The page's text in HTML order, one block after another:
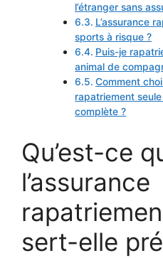
l’étranger sans
L’assurance
sports à risque ?
Puis-je
animal de
Comment
rapatriement
complète ?
Qu’est-ce
l’assurance
sert-elle